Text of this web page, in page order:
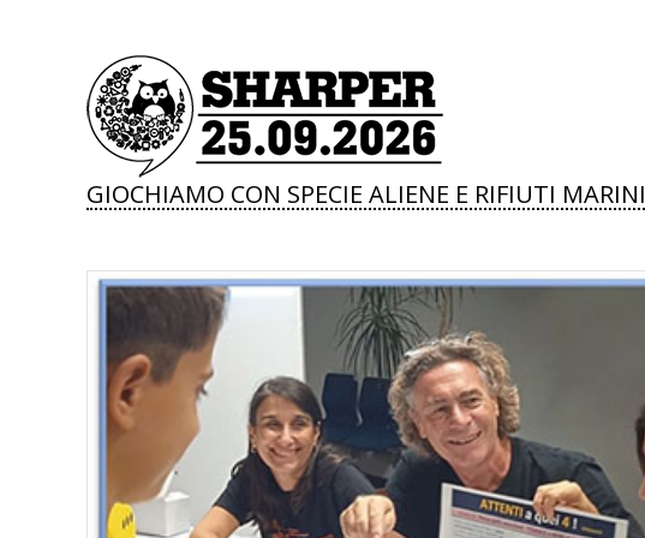
GIOCHIAMO CON SPECIE ALIENE E RIFIUTI MARINI